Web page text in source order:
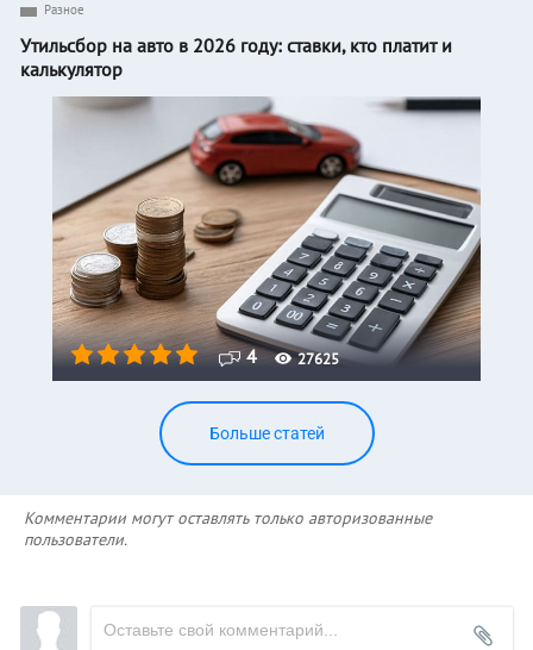
4 27625
Разное
Утильсбор на авто в 2026 году: ставки, кто платит и
калькулятор
Больше статей
Комментарии могут оставлять только авторизованные
пользователи.